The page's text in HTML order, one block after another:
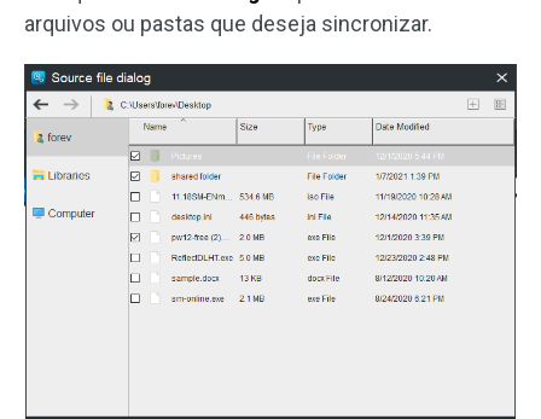
arquivos ou pastas que deseja sincronizar.